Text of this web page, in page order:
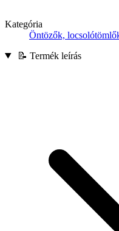
Kategória
Öntözők,
📝 Termék leírás